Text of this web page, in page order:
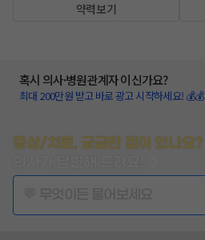
약력보기
혹시 의사·병원관계자 이신가요?
최대 200만원 받고 바로 광고 시작하세요! 💰💰
증상/치료, 궁금한 점이 있나요?